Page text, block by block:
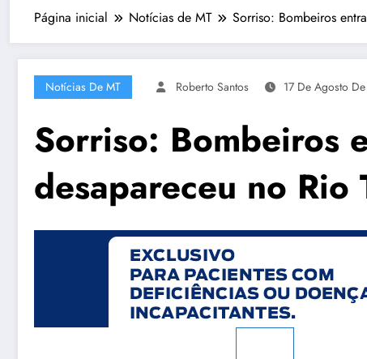
Página inicial Notícias de MT Sorriso: Bombeiros
Notícias De MT Roberto Santos 17 De Agosto
Sorriso: Bombeiros
desapareceu no Rio